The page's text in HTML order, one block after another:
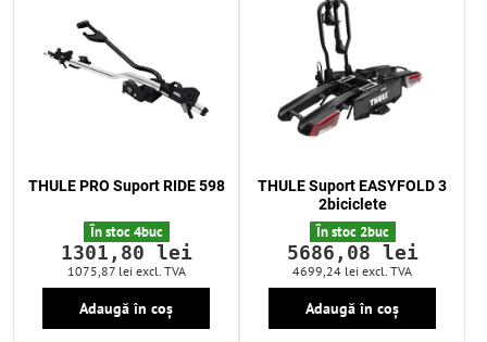
THULE PRO Suport RIDE 598
În stoc 4buc
1301,80 lei
1075,87 lei excl. TVA
Adaugă în coș
THULE Suport EASYFOLD 3
2biciclete
În stoc 2buc
5686,08 lei
4699,24 lei excl. TVA
Adaugă în coș